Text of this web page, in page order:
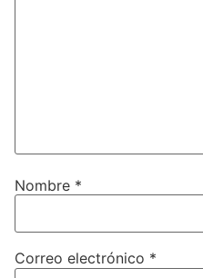
Nombre *
Correo electrónico *